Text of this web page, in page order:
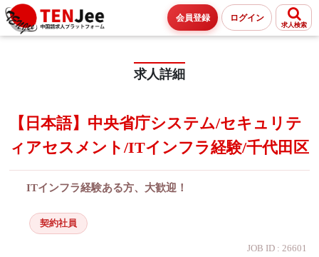
会員登録 ログイン
求人検索
求人詳細
【日本語】中央省庁システム/セキュリテ
ィアセスメント/ITインフラ経験/千代田区
ITインフラ経験ある方、大歓迎！
契約社員
JOB ID : 26601